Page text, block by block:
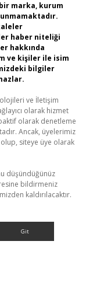
marka, kurum
haber niteliği
hakkında
ve kişiler ile isim
bilgiler
ve İletişim
olarak hizmet
olarak denetleme
Ancak, üyelerimiz
siteye üye olarak
düşündüğünüz
bildirmeniz
kaldırılacaktır.